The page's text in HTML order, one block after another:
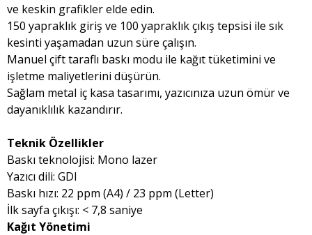
ve keskin grafikler elde edin.
150 yapraklık giriş ve 100 yapraklık çıkış tepsisi ile sık
kesinti yaşamadan uzun süre çalışın.
Manuel çift taraflı baskı modu ile kağıt tüketimini ve
işletme maliyetlerini düşürün.
Sağlam metal iç kasa tasarımı, yazıcınıza uzun ömür ve
dayanıklılık kazandırır.
Teknik Özellikler
Baskı teknolojisi: Mono lazer
Yazıcı dili: GDI
Baskı hızı: 22 ppm (A4) / 23 ppm (Letter)
İlk sayfa çıkışı: < 7,8 saniye
Kağıt Yönetimi